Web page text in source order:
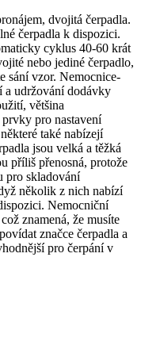
dvojitá čerpadla.
čerpadla k dispozici.
cyklus 40-60 krát
nebo jediné čerpadlo,
sání vzor. Nemocnice-
a udržování dodávky
většina
pro nastavení
také nabízejí
jsou velká a těžká
příliš přenosná, protože
pro skladování
několik z nich nabízí
Nemocniční
znamená, že musíte
značce čerpadla a
pro čerpání v